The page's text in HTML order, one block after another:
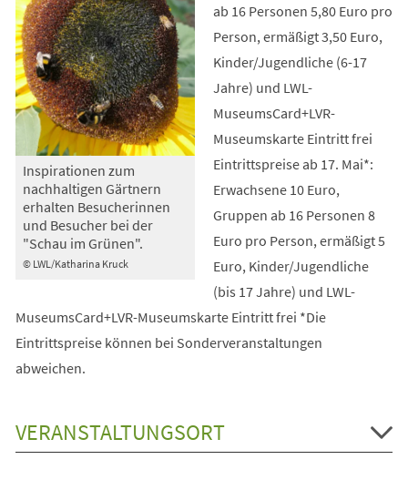
© LWL/Katharina Kruck
Inspirationen zum
nachhaltigen Gärtnern
erhalten Besucherinnen
und Besucher bei der
"Schau im Grünen".
ab 16 Personen 5,80 Euro pro
Person, ermäßigt 3,50 Euro,
Kinder/Jugendliche (6-17
Jahre) und LWL-
MuseumsCard+LVR-
Museumskarte Eintritt frei
Eintrittspreise ab 17. Mai*:
Erwachsene 10 Euro,
Gruppen ab 16 Personen 8
Euro pro Person, ermäßigt 5
Euro, Kinder/Jugendliche
(bis 17 Jahre) und LWL-
MuseumsCard+LVR-Museumskarte Eintritt frei *Die
Eintrittspreise können bei Sonderveranstaltungen
abweichen.
VERANSTALTUNGSORT